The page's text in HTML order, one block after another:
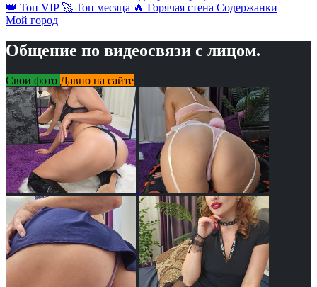
👑 Топ VIP 🚀 Топ месяца 🔥 Горячая стена Содержанки
Мой город
Общение по видеосвязи с лицом.
Свои фото Давно на сайте